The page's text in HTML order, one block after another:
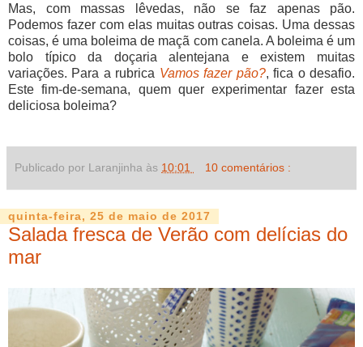
Mas, com massas lêvedas, não se faz apenas pão.
Podemos fazer com elas muitas outras coisas. Uma dessas
coisas, é uma boleima de maçã com canela. A boleima é um
bolo típico da doçaria alentejana e existem muitas
variações. Para a rubrica Vamos fazer pão?, fica o desafio.
Este fim-de-semana, quem quer experimentar fazer esta
deliciosa boleima?
Publicado por Laranjinha às 10:01 10 comentários :
quinta-feira, 25 de maio de 2017
Salada fresca de Verão com delícias do
mar